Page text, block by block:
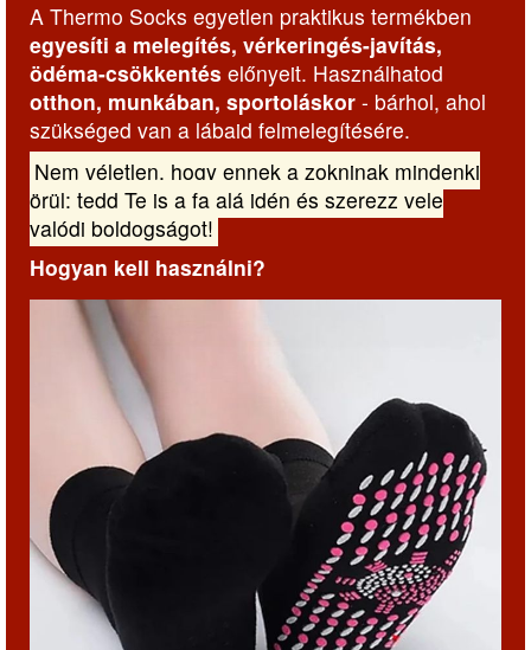
A Thermo Socks egyetlen praktikus termékben
egyesíti a melegítés, vérkeringés-javítás,
ödéma-csökkentés előnyeit. Használhatod
otthon, munkában, sportoláskor - bárhol, ahol
szükséged van a lábaid felmelegítésére.
Nem véletlen, hogy ennek a zokninak mindenki
örül: tedd Te is a fa alá idén és szerezz vele
valódi boldogságot!
Hogyan kell használni?